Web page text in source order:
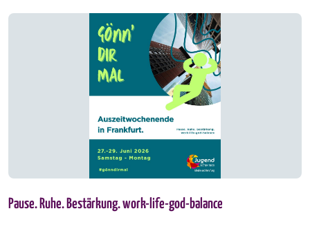
Pause. Ruhe. Bestärkung. work-life-god-balance